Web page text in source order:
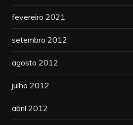
fevereiro 2021
setembro 2012
agosto 2012
julho 2012
abril 2012